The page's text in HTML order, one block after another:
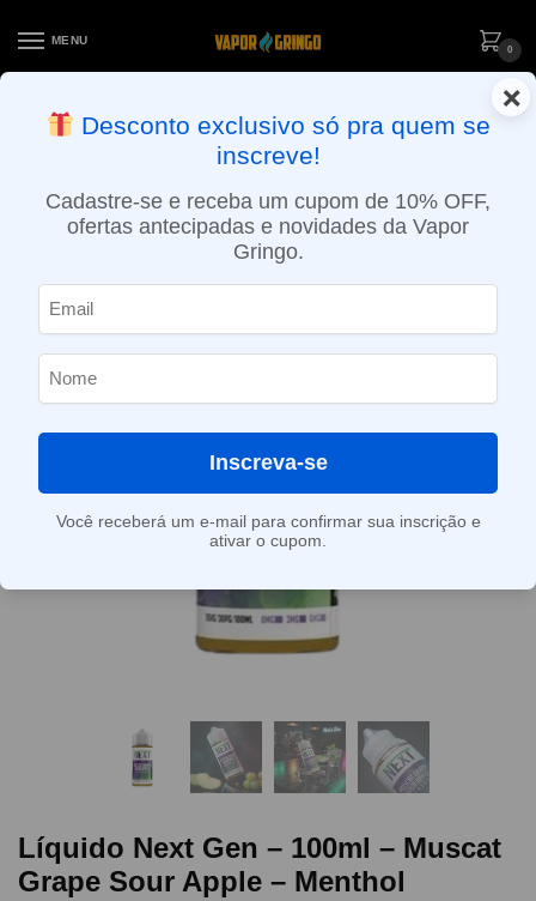
MENU
0
ENTREGA NO MESMO DIA EM SÃO PAULO (SEG A SEX): PEDIDOS
APROVADOS ATÉ 15:30 VIA MOTOBOY
Líquido Next Gen – 100ml – Muscat
Grape Sour Apple – Menthol
×
Desconto exclusivo só pra quem se
inscreve!
Cadastre-se e receba um cupom de 10% OFF,
ofertas antecipadas e novidades da Vapor
Gringo.
Inscreva-se
Você receberá um e-mail para confirmar sua inscrição e
ativar o cupom.